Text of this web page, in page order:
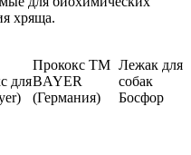
хряща.
для
Прококс ТМ
BAYER
(Германия)
Лежак для
собак
Босфор